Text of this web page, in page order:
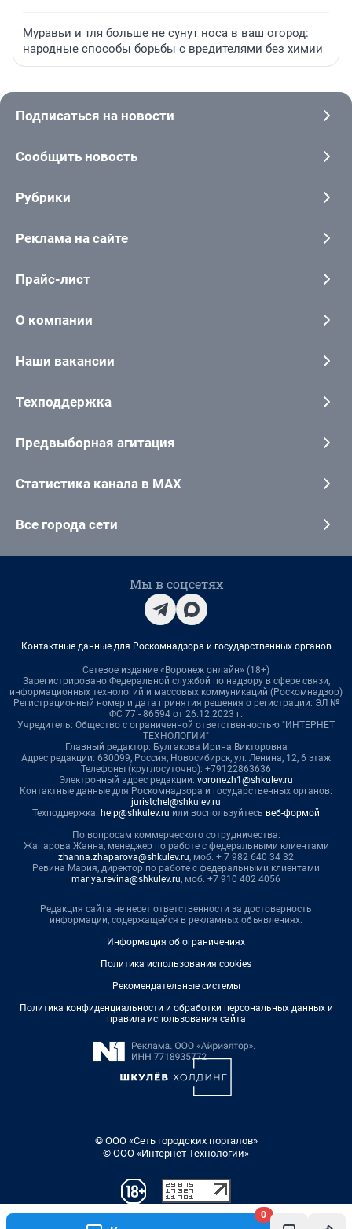
0
Муравьи и тля больше не сунут носа в ваш огород:
народные способы борьбы с вредителями без химии
Подписаться на новости
Сообщить новость
Рубрики
Реклама на сайте
Прайс-лист
О компании
Наши вакансии
Техподдержка
Предвыборная агитация
Статистика канала в MAX
Все города сети
Мы в соцсетях
Контактные данные для Роскомнадзора и государственных органов
Сетевое издание «Воронеж онлайн» (18+)
Зарегистрировано Федеральной службой по надзору в сфере связи,
информационных технологий и массовых коммуникаций (Роскомнадзор)
Регистрационный номер и дата принятия решения о регистрации: ЭЛ №
ФС 77 - 86594 от 26.12.2023 г.
Учредитель: Общество с ограниченной ответственностью "ИНТЕРНЕТ
ТЕХНОЛОГИИ"
Главный редактор: Булгакова Ирина Викторовна
Адрес редакции: 630099, Россия, Новосибирск, ул. Ленина, 12, 6 этаж
Телефоны (круглосуточно): +79122863636
Электронный адрес редакции: voronezh1@shkulev.ru
Контактные данные для Роскомнадзора и государственных органов:
juristchel@shkulev.ru
Техподдержка: help@shkulev.ru или воспользуйтесь веб-формой
По вопросам коммерческого сотрудничества:
Жапарова Жанна, менеджер по работе с федеральными клиентами
zhanna.zhaparova@shkulev.ru, моб. + 7 982 640 34 32
Ревина Мария, директор по работе с федеральными клиентами
mariya.revina@shkulev.ru, моб. +7 910 402 4056
Редакция сайта не несет ответственности за достоверность
информации, содержащейся в рекламных объявлениях.
Информация об ограничениях
Политика использования cookies
Рекомендательные системы
Политика конфиденциальности и обработки персональных данных и
правила использования сайта
© ООО «Сеть городских порталов»
© ООО «Интернет Технологии»